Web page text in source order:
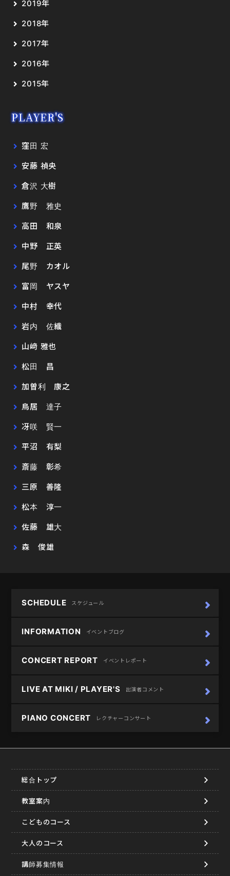
2019年
2018年
2017年
2016年
2015年
PLAYER'S
窪田 宏
安藤 禎央
倉沢 大樹
鷹野 雅史
高田 和泉
中野 正英
尾野 カオル
富岡 ヤスヤ
中村 幸代
岩内 佐織
山﨑 雅也
松田 昌
加曽利 康之
鳥居 達子
冴咲 賢一
平沼 有梨
斎藤 彰希
三原 善隆
松本 淳一
佐藤 雄大
森 俊雄
SCHEDULE スケジュール
INFORMATION イベントブログ
CONCERT REPORT イベントレポート
LIVE AT MIKI / PLAYER'S 出演者コメント
PIANO CONCERT レクチャーコンサート
総合トップ
教室案内
こどものコース
大人のコース
講師募集情報